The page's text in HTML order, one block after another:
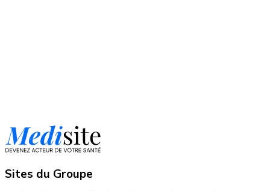
Sites du Groupe